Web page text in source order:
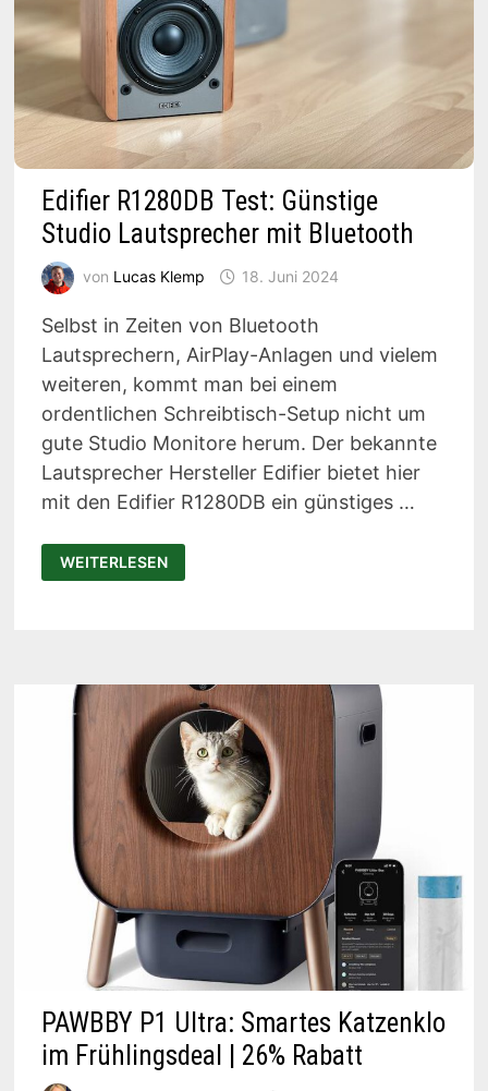
Edifier R1280DB Test: Günstige
Studio Lautsprecher mit Bluetooth
von Lucas Klemp 18. Juni 2024
Selbst in Zeiten von Bluetooth
Lautsprechern, AirPlay-Anlagen und vielem
weiteren, kommt man bei einem
ordentlichen Schreibtisch-Setup nicht um
gute Studio Monitore herum. Der bekannte
Lautsprecher Hersteller Edifier bietet hier
mit den Edifier R1280DB ein günstiges …
EDIFIER
R1280DB
TEST:
WEITERLESEN
PAWBBY P1 Ultra: Smartes Katzenklo
im Frühlingsdeal | 26% Rabatt